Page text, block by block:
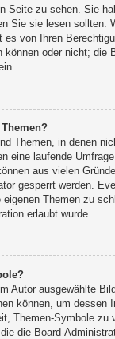
Seite zu sehen. Sie
Sie sie lesen sollten.
es von Ihren
können oder nicht; die
Themen, in denen
eine laufende
aus vielen
gesperrt werden.
Themen zu
erlaubt wurde.
Autor ausgewählte
können, um dessen
Themen-Symbole zu
die Board-